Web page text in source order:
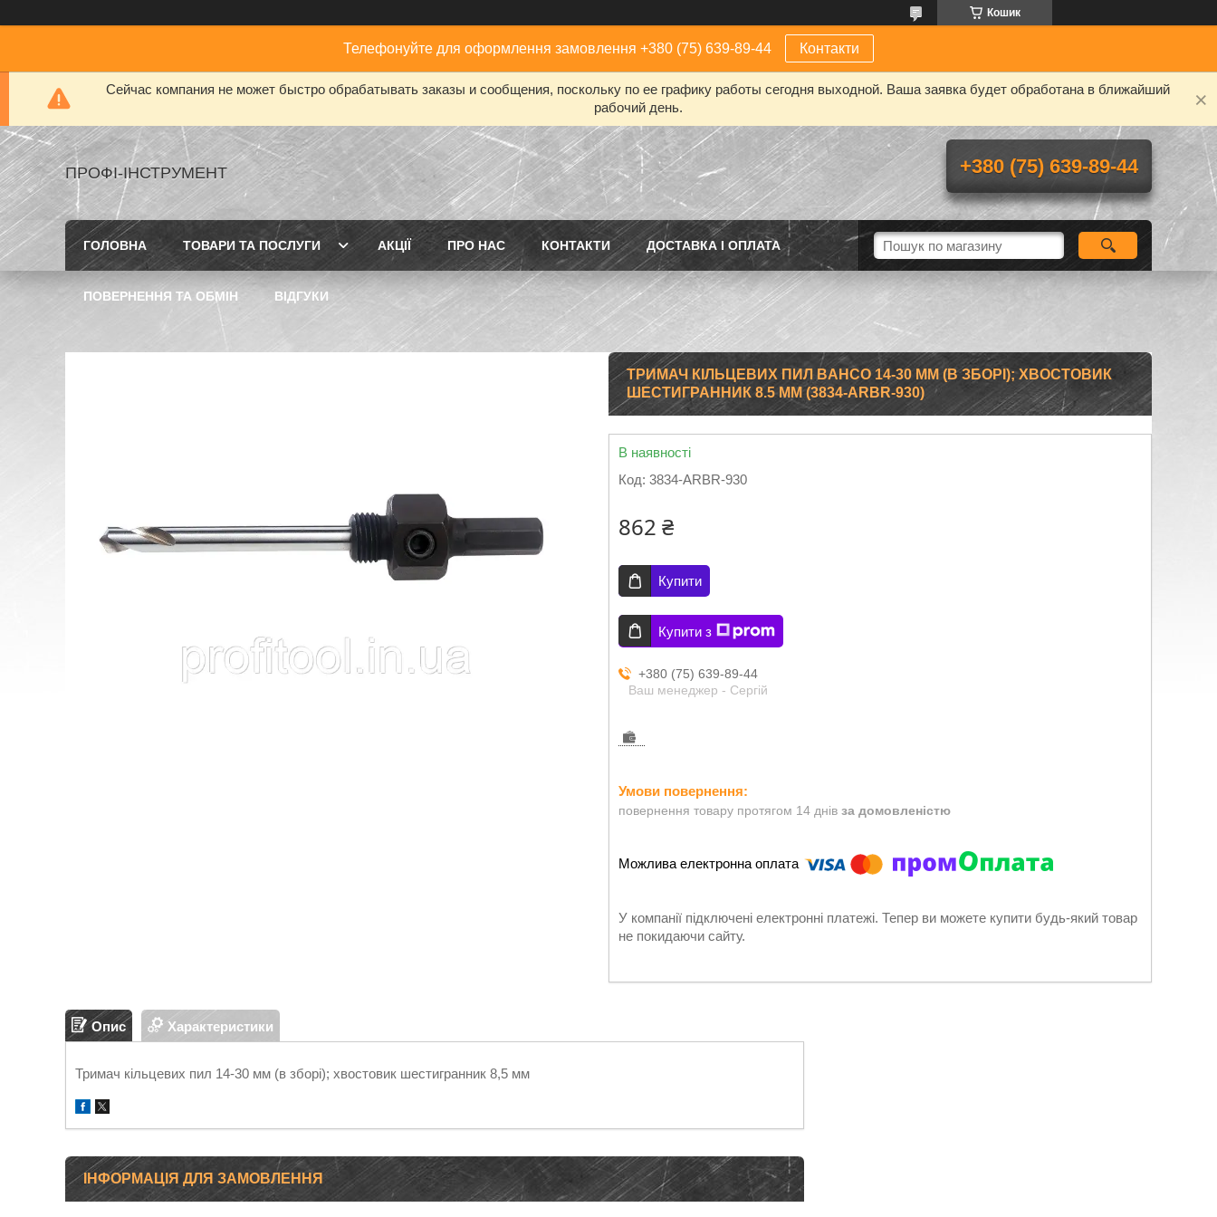
Кошик
Телефонуйте для оформлення замовлення +380 (75) 639-89-44 Контакти
Сейчас компания не может быстро обрабатывать заказы и сообщения, поскольку по ее графику работы сегодня выходной. Ваша заявка будет обработана в ближайший
рабочий день.
ПРОФІ-ІНСТРУМЕНТ +380 (75) 639-89-44
ГОЛОВНА ТОВАРИ ТА ПОСЛУГИ АКЦІЇ ПРО НАС КОНТАКТИ ДОСТАВКА І ОПЛАТА
ПОВЕРНЕННЯ ТА ОБМІН ВІДГУКИ
ТРИМАЧ КІЛЬЦЕВИХ ПИЛ BAHCO 14-30 ММ (В ЗБОРІ); ХВОСТОВИК
ШЕСТИГРАННИК 8.5 ММ (3834-ARBR-930)
В наявності
Код: 3834-ARBR-930
862 ₴
Купити
Купити з
+380 (75) 639-89-44
Ваш менеджер - Сергій
повернення товару протягом 14 днів за домовленістю
У компанії підключені електронні платежі. Тепер ви можете купити будь-який товар
не покидаючи сайту.
Опис Характеристики
Тримач кільцевих пил 14-30 мм (в зборі); хвостовик шестигранник 8,5 мм
ІНФОРМАЦІЯ ДЛЯ ЗАМОВЛЕННЯ